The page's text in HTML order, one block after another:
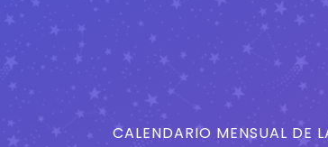
CALENDARIO MENSUAL DE